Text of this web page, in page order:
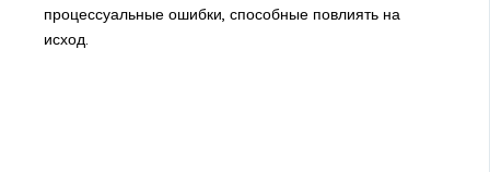
процессуальные ошибки, способные повлиять на
исход.